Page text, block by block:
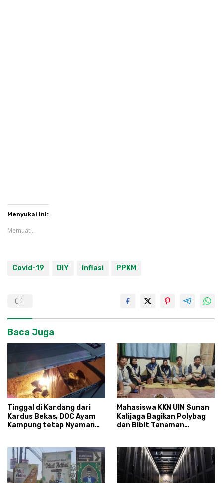
Menyukai ini:
Memuat...
Covid-19 DIY Inflasi PPKM
Baca Juga
Tinggal di Kandang dari
Kardus Bekas, DOC Ayam
Kampung tetap Nyaman
Mahasiswa KKN UIN Sunan
Kalijaga Bagikan Polybag
dan Bibit Tanaman